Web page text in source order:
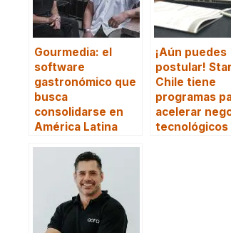
Gourmedia: el
software
gastronómico que
busca
consolidarse en
América Latina
¡Aún puedes
postular!
Chile tiene
programas
acelerar
tecnológicos